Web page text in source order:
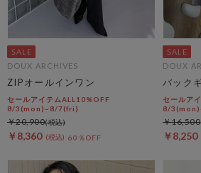
DOUX ARCHIVES
ZIPオールインワン
セールアイテムALL10%OFF
8/3(mon)~8/7(fri)
￥8,360 60％OFF
￥20,900
DOUX
バック
セールア
8/
￥8,250
￥16,500